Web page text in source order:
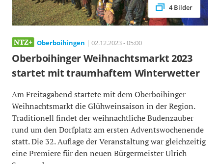
4 Bilder
Oberboihingen | 02.12.2023 - 05:00
Oberboihinger Weihnachtsmarkt 2023
startet mit traumhaftem Winterwetter
Am Freitagabend startete mit dem Oberboihinger
Weihnachtsmarkt die Glühweinsaison in der Region.
Traditionell findet der weihnachtliche Budenzauber
rund um den Dorfplatz am ersten Adventswochenende
statt. Die 32. Auflage der Veranstaltung war gleichzeitig
eine Premiere für den neuen Bürgermeister Ulrich